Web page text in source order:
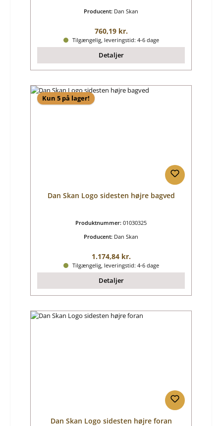
Producent: Dan Skan
Almindelig pris:
760,19 kr.
Tilgængelig, leveringstid: 4-6 dage
Detaljer
Kun 5 på lager!
Dan Skan Logo sidesten højre bagved
Produktnummer: 01030325
Producent: Dan Skan
Almindelig pris:
1.174,84 kr.
Tilgængelig, leveringstid: 4-6 dage
Detaljer
Dan Skan Logo sidesten højre foran